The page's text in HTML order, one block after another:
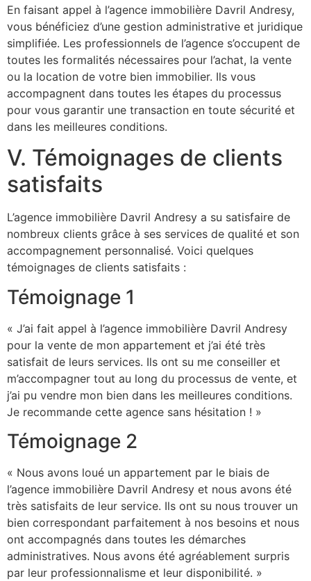
En faisant appel à l’agence immobilière Davril Andresy,
vous bénéficiez d’une gestion administrative et juridique
simplifiée. Les professionnels de l’agence s’occupent de
toutes les formalités nécessaires pour l’achat, la vente
ou la location de votre bien immobilier. Ils vous
accompagnent dans toutes les étapes du processus
pour vous garantir une transaction en toute sécurité et
dans les meilleures conditions.
V. Témoignages de clients
satisfaits
L’agence immobilière Davril Andresy a su satisfaire de
nombreux clients grâce à ses services de qualité et son
accompagnement personnalisé. Voici quelques
témoignages de clients satisfaits :
Témoignage 1
« J’ai fait appel à l’agence immobilière Davril Andresy
pour la vente de mon appartement et j’ai été très
satisfait de leurs services. Ils ont su me conseiller et
m’accompagner tout au long du processus de vente, et
j’ai pu vendre mon bien dans les meilleures conditions.
Je recommande cette agence sans hésitation ! »
Témoignage 2
« Nous avons loué un appartement par le biais de
l’agence immobilière Davril Andresy et nous avons été
très satisfaits de leur service. Ils ont su nous trouver un
bien correspondant parfaitement à nos besoins et nous
ont accompagnés dans toutes les démarches
administratives. Nous avons été agréablement surpris
par leur professionnalisme et leur disponibilité. »